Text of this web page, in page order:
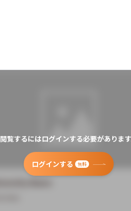
閲覧するにはログインする必要があります
ログインする 無料